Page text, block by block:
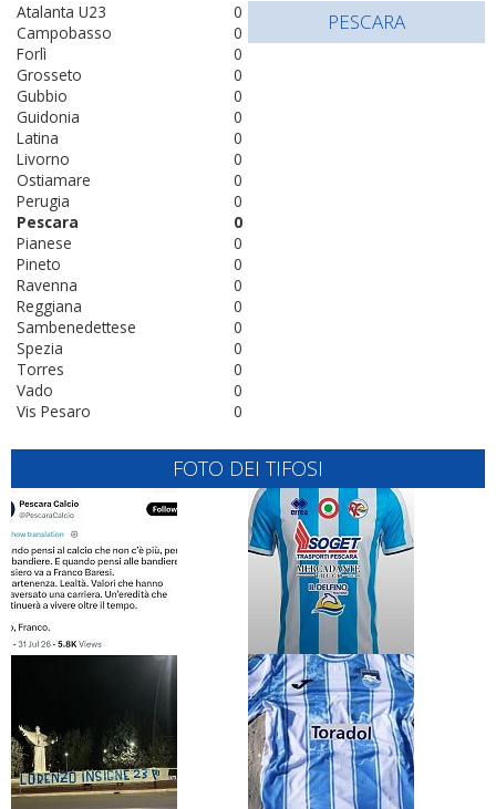
0
Atalanta U23
0
Campobasso
0
Forlì
0
Grosseto
0
Gubbio
0
Guidonia
0
Latina
0
Livorno
0
Ostiamare
0
Perugia
0
Pescara
0
Pianese
0
Pineto
0
Ravenna
0
Reggiana
0
Sambenedettese
0
Spezia
0
Torres
0
Vado
0
Vis Pesaro
PESCARA
FOTO DEI TIFOSI